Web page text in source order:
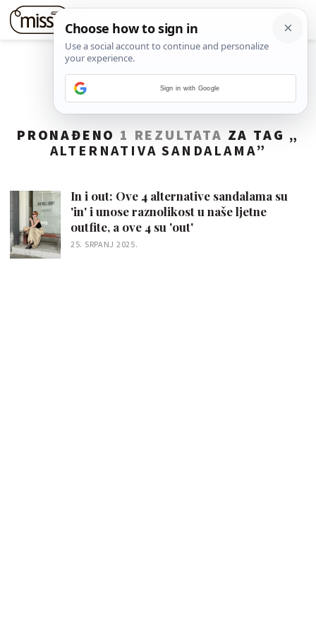
PRONAĐENO 1 REZULTATA ZA TAG „
ALTERNATIVA SANDALAMA”
In i out: Ove 4 alternative sandalama su
'in' i unose raznolikost u naše ljetne
outfite, a ove 4 su 'out'
25. SRPANJ 2025.
Sign in with Google